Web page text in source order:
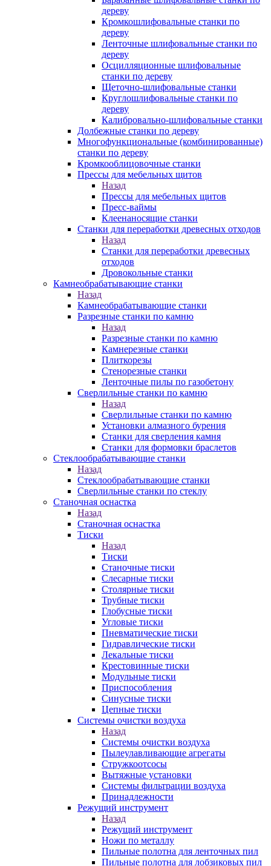
дереву
Кромкошлифовальные станки по
дереву
Ленточные шлифовальные станки по
дереву
Осцилляционные шлифовальные
станки по дереву
Щеточно-шлифовальные станки
Круглошлифовальные станки по
дереву
Калибровально-шлифовальные станки
Долбежные станки по дереву
Многофункциональные (комбинированные)
станки по дереву
Кромкооблицовочные станки
Прессы для мебельных щитов
Назад
Прессы для мебельных щитов
Пресс-ваймы
Клеенаносящие станки
Станки для переработки древесных отходов
Назад
Станки для переработки древесных
отходов
Дровокольные станки
Камнеобрабатывающие станки
Назад
Камнеобрабатывающие станки
Разрезные станки по камню
Назад
Разрезные станки по камню
Камнерезные станки
Плиткорезы
Стенорезные станки
Ленточные пилы по газобетону
Сверлильные станки по камню
Назад
Сверлильные станки по камню
Установки алмазного бурения
Станки для сверления камня
Станки для формовки браслетов
Стеклообрабатывающие станки
Назад
Стеклообрабатывающие станки
Сверлильные станки по стеклу
Станочная оснастка
Назад
Станочная оснастка
Тиски
Назад
Тиски
Станочные тиски
Слесарные тиски
Столярные тиски
Трубные тиски
Глобусные тиски
Угловые тиски
Пневматические тиски
Гидравлические тиски
Лекальные тиски
Крестовинные тиски
Модульные тиски
Приспособления
Синусные тиски
Цепные тиски
Системы очистки воздуха
Назад
Системы очистки воздуха
Пылеулавливающие агрегаты
Стружкоотсосы
Вытяжные установки
Системы фильтрации воздуха
Принадлежности
Режущий инструмент
Назад
Режущий инструмент
Ножи по металлу
Пильные полотна для ленточных пил
Пильные полотна для лобзиковых пил